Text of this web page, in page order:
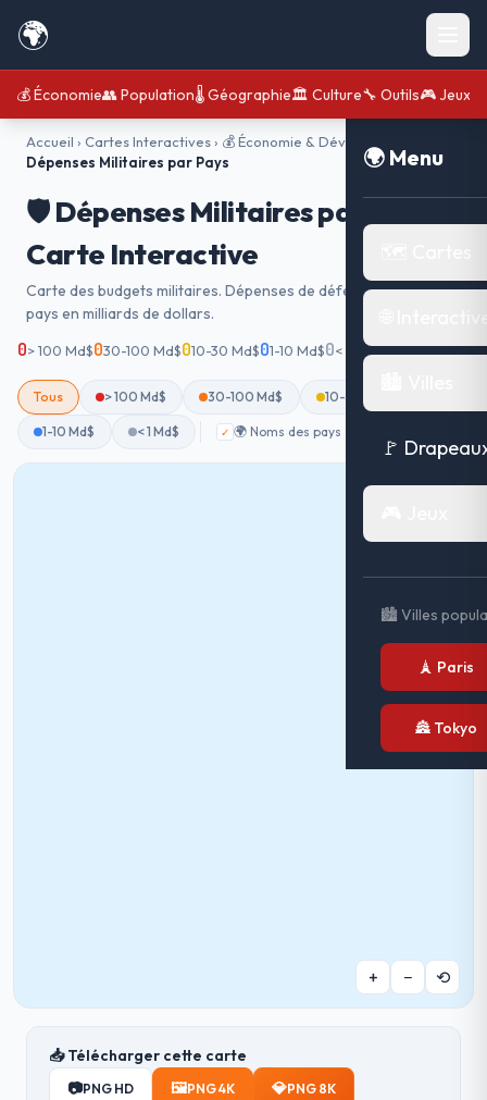
🌍
💰 Économie👥 Population🌡️ Géographie🏛️ Culture🔧 Outils🎮 Jeux
🌍 Menu
🚩
🏙️ Villes
🗼 Paris
🏯 Tokyo
Accueil › Cartes Interactives› 💰 Économie & Développement
Dépenses Militaires par Pays
🛡️ Dépenses Militaires par Pays —
Carte Interactive
Carte des budgets militaires. Dépenses de défense de chaque
pays en milliards de dollars.
0> 100 Md$030-100 Md$010-30 Md$01-10 Md$0< 1 Md$0affichés
Tous > 100 Md$ 30-100 Md$ 10-30 Md$
1-10 Md$ < 1 Md$ ✓ 🌍 Noms des pays
+ − ⟲
📥 Télécharger cette carte
📷PNG HD 🖼️PNG 4K 💎PNG 8K